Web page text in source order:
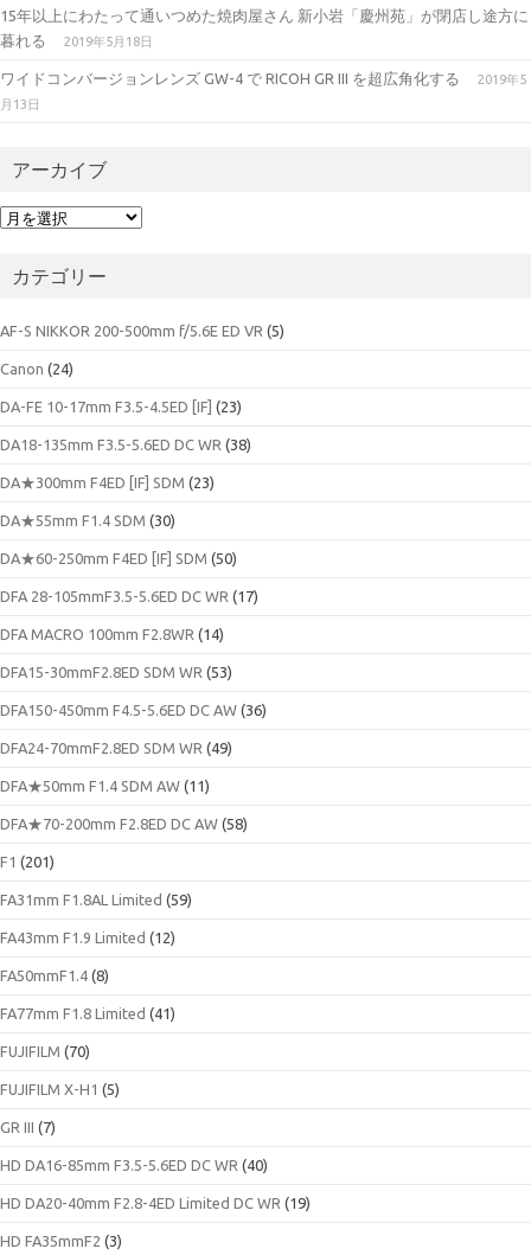
15年以上にわたって通いつめた焼肉屋さん 新小岩「慶州苑」が閉店し途方に
暮れる
2019年5月18日
ワイドコンバージョンレンズ GW-4 で RICOH GR III を超広角化する
2019年5
月13日
アーカイブ
ア
イカテゴリー
AF-S NIKKOR 200-500mm f/5.6E ED VR (5)
Canon (24)
DA-FE 10-17mm F3.5-4.5ED [IF] (23)
DA18-135mm F3.5-5.6ED DC WR (38)
DA★300mm F4ED [IF] SDM (23)
DA★55mm F1.4 SDM (30)
DA★60-250mm F4ED [IF] SDM (50)
DFA 28-105mmF3.5-5.6ED DC WR (17)
DFA MACRO 100mm F2.8WR (14)
DFA15-30mmF2.8ED SDM WR (53)
DFA150-450mm F4.5-5.6ED DC AW (36)
DFA24-70mmF2.8ED SDM WR (49)
DFA★50mm F1.4 SDM AW (11)
DFA★70-200mm F2.8ED DC AW (58)
F1 (201)
FA31mm F1.8AL Limited (59)
FA43mm F1.9 Limited (12)
FA50mmF1.4 (8)
FA77mm F1.8 Limited (41)
FUJIFILM (70)
FUJIFILM X-H1 (5)
GR III (7)
HD DA16-85mm F3.5-5.6ED DC WR (40)
HD DA20-40mm F2.8-4ED Limited DC WR (19)
HD FA35mmF2 (3)